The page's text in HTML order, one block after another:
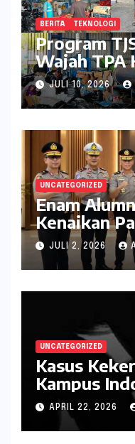
BERITA TEKNOLOGI
Program
Wajah TPA
Sampah
dan
JULI 10, 2026
UNCATEGORIZED
Enam
Kenaikan
kepada
JULI 2, 2026
UNCATEGORIZED
Kasus
Kampus
Pola
APRIL 22, 2026